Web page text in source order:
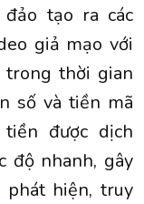
tạo ra các
giả mạo với
trong thời gian
số và tiền mã
được dịch
độ nhanh, gây
phát hiện, truy